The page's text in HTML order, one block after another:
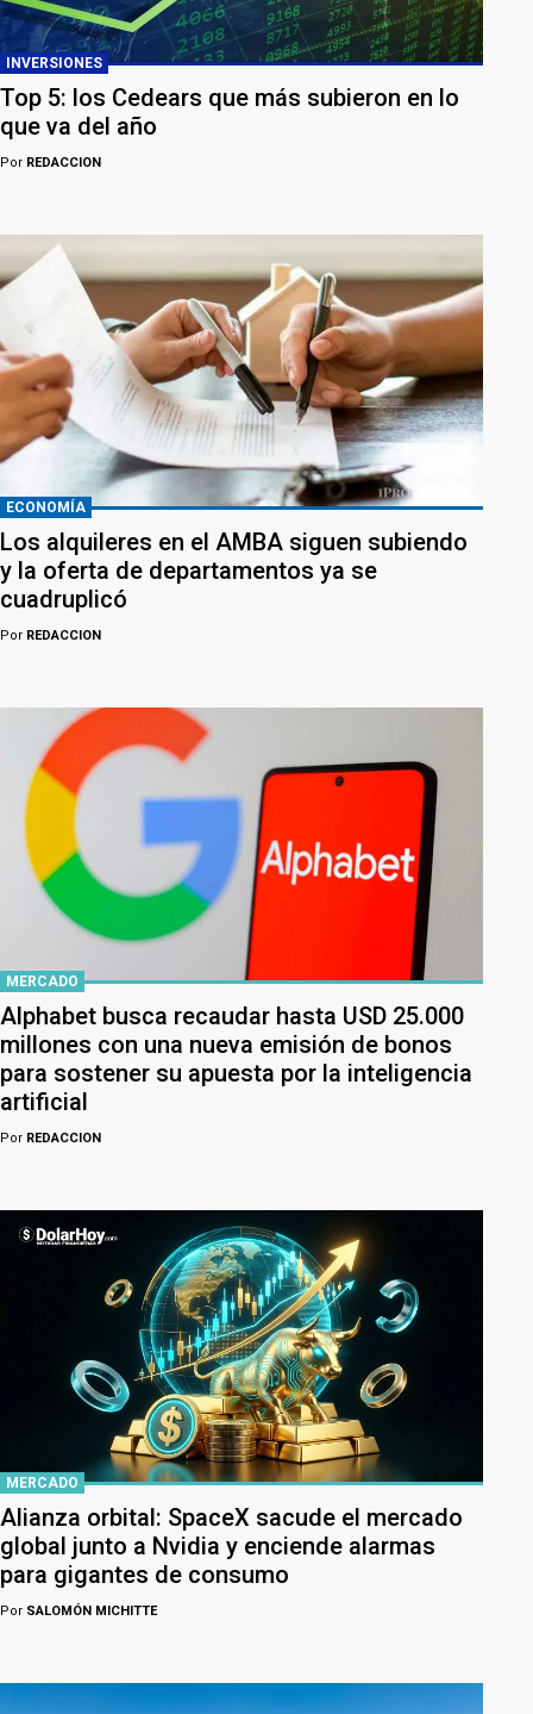
INVERSIONES
Top 5: los Cedears que más subieron en lo
que va del año
Por REDACCION
ECONOMÍA
Los alquileres en el AMBA siguen subiendo
y la oferta de departamentos ya se
cuadruplicó
Por REDACCION
MERCADO
Alphabet busca recaudar hasta USD 25.000
millones con una nueva emisión de bonos
para sostener su apuesta por la inteligencia
artificial
Por REDACCION
MERCADO
Alianza orbital: SpaceX sacude el mercado
global junto a Nvidia y enciende alarmas
para gigantes de consumo
Por SALOMÓN MICHITTE